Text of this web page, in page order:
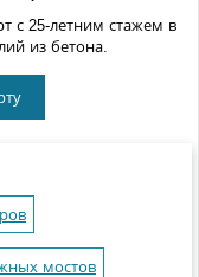
с 25-летним стажем в
из бетона.
мостов